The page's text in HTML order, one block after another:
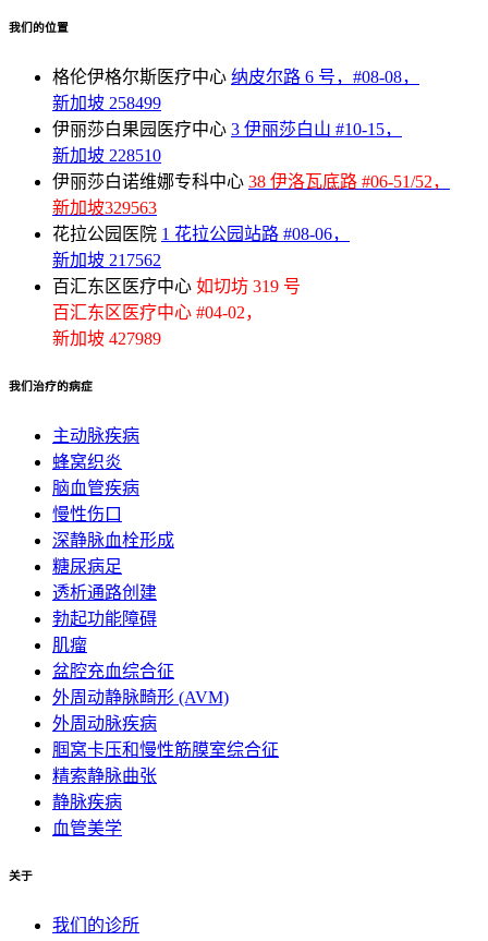
我们的位置
格伦伊格尔斯医疗中心 纳皮尔路 6 号，#08-08，
新加坡 258499
伊丽莎白果园医疗中心 3 伊丽莎白山 #10-15，
新加坡 228510
伊丽莎白诺维娜专科中心 38 伊洛瓦底路 #06-51/52，
新加坡329563
花拉公园医院 1 花拉公园站路 #08-06，
新加坡 217562
百汇东区医疗中心 如切坊 319 号
百汇东区医疗中心 #04-02，
新加坡 427989
我们治疗的病症
主动脉疾病
蜂窝织炎
脑血管疾病
慢性伤口
深静脉血栓形成
糖尿病足
透析通路创建
勃起功能障碍
肌瘤
盆腔充血综合征
外周动静脉畸形 (AVM)
外周动脉疾病
腘窝卡压和慢性筋膜室综合征
精索静脉曲张
静脉疾病
血管美学
关于
我们的诊所